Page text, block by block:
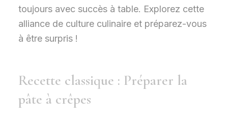
toujours avec succès à table. Explorez cette
alliance de culture culinaire et préparez-vous
à être surpris !
Recette classique : Préparer la
pâte à crêpes